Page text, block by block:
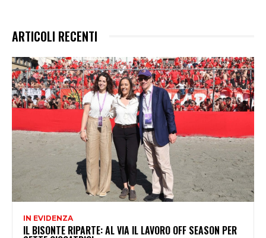
ARTICOLI RECENTI
IN EVIDENZA
IL BISONTE RIPARTE: AL VIA IL LAVORO OFF SEASON PER